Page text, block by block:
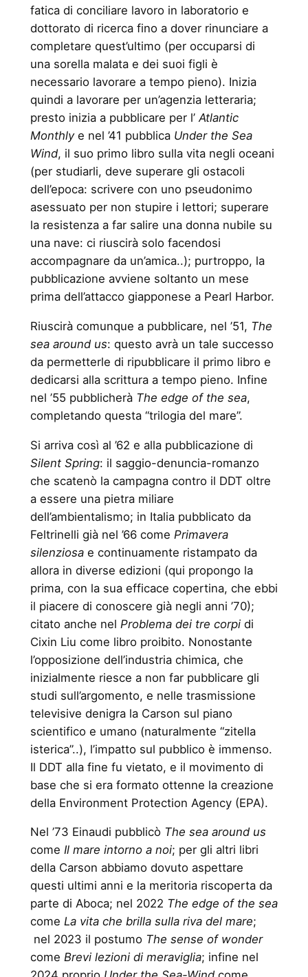
fatica di conciliare lavoro in laboratorio e
dottorato di ricerca fino a dover rinunciare a
completare quest’ultimo (per occuparsi di
una sorella malata e dei suoi figli è
necessario lavorare a tempo pieno). Inizia
quindi a lavorare per un’agenzia letteraria;
presto inizia a pubblicare per l’ Atlantic
Monthlye nel ’41 pubblica Under the Sea
Wind, il suo primo libro sulla vita negli oceani
(per studiarli, deve superare gli ostacoli
dell’epoca: scrivere con uno pseudonimo
asessuato per non stupire i lettori; superare
la resistenza a far salire una donna nubile su
una nave: ci riuscirà solo facendosi
accompagnare da un’amica..); purtroppo, la
pubblicazione avviene soltanto un mese
prima dell’attacco giapponese a Pearl Harbor.
Riuscirà comunque a pubblicare, nel ’51, The
sea around us: questo avrà un tale successo
da permetterle di ripubblicare il primo libro e
dedicarsi alla scrittura a tempo pieno. Infine
nel ’55 pubblicherà The edge of the sea,
completando questa “trilogia del mare”.
Si arriva così al ’62 e alla pubblicazione di
Silent Spring: il saggio-denuncia-romanzo
che scatenò la campagna contro il DDT oltre
a essere una pietra miliare
dell’ambientalismo; in Italia pubblicato da
Feltrinelli già nel ’66 come Primavera
silenziosae continuamente ristampato da
allora in diverse edizioni (qui propongo la
prima, con la sua efficace copertina, che ebbi
il piacere di conoscere già negli anni ’70);
citato anche nel Problema dei tre corpidi
Cixin Liu come libro proibito. Nonostante
l’opposizione dell’industria chimica, che
inizialmente riesce a non far pubblicare gli
studi sull’argomento, e nelle trasmissione
televisive denigra la Carson sul piano
scientifico e umano (naturalmente “zitella
isterica”..), l’impatto sul pubblico è immenso.
Il DDT alla fine fu vietato, e il movimento di
base che si era formato ottenne la creazione
della Environment Protection Agency (EPA).
Nel ’73 Einaudi pubblicò The sea around us
come Il mare intorno a noi; per gli altri libri
della Carson abbiamo dovuto aspettare
questi ultimi anni e la meritoria riscoperta da
parte di Aboca; nel 2022 The edge of the sea
come La vita che brilla sulla riva del mare;
nel 2023 il postumo The sense of wonder
come Brevi lezioni di meraviglia; infine nel